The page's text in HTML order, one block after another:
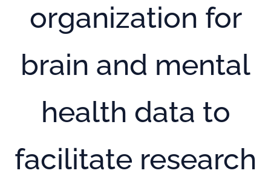
organization for
brain and mental
health data to
facilitate research